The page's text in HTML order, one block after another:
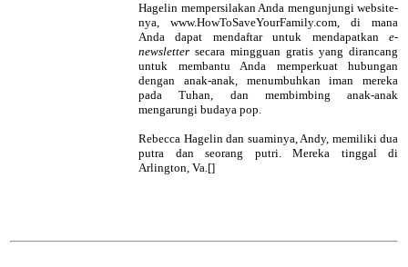
Hagelin mempersilakan Anda mengunjungi website-
nya, www.HowToSaveYourFamily.com, di mana
Anda dapat mendaftar untuk mendapatkan e-
newsletter secara mingguan gratis yang dirancang
untuk membantu Anda memperkuat hubungan
dengan anak-anak, menumbuhkan iman mereka
pada Tuhan, dan membimbing anak-anak
mengarungi budaya pop.
Rebecca Hagelin dan suaminya, Andy, memiliki dua
putra dan seorang putri. Mereka tinggal di
Arlington, Va.[]